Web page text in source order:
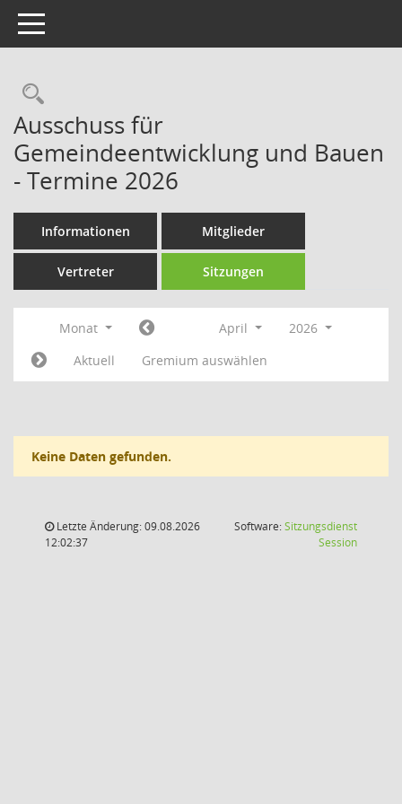
Toggle navigation
Rechercheauswahl
Ausschuss für
Gemeindeentwicklung und Bauen
- Termine 2026
Informationen Mitglieder
Vertreter Sitzungen
Monat April
2026
Aktuell
Gremium auswählen
Keine Daten gefunden.
Letzte Änderung: 09.08.2026
12:02:37
Software:Sitzungsdienst
Session(Wird in